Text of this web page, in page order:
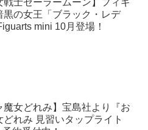
黒の女王「ブラック・レデ
mini 10月登場！
魔女どれみ】宝島社より『お
どれみ 見習いタップライト